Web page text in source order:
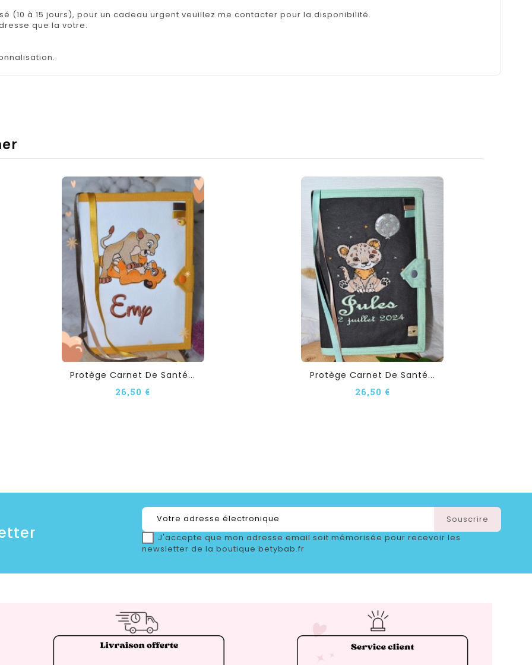
(10 à 15 jours), pour un cadeau urgent veuillez me contacter pour la disponibilité.
que la votre.
Protège Carnet De Santé...
26,50 €
Protège Carnet De Santé...
26,50 €
J'accepte que mon adresse email soit mémorisée pour recevoir les
newsletter de la boutique betybab.fr